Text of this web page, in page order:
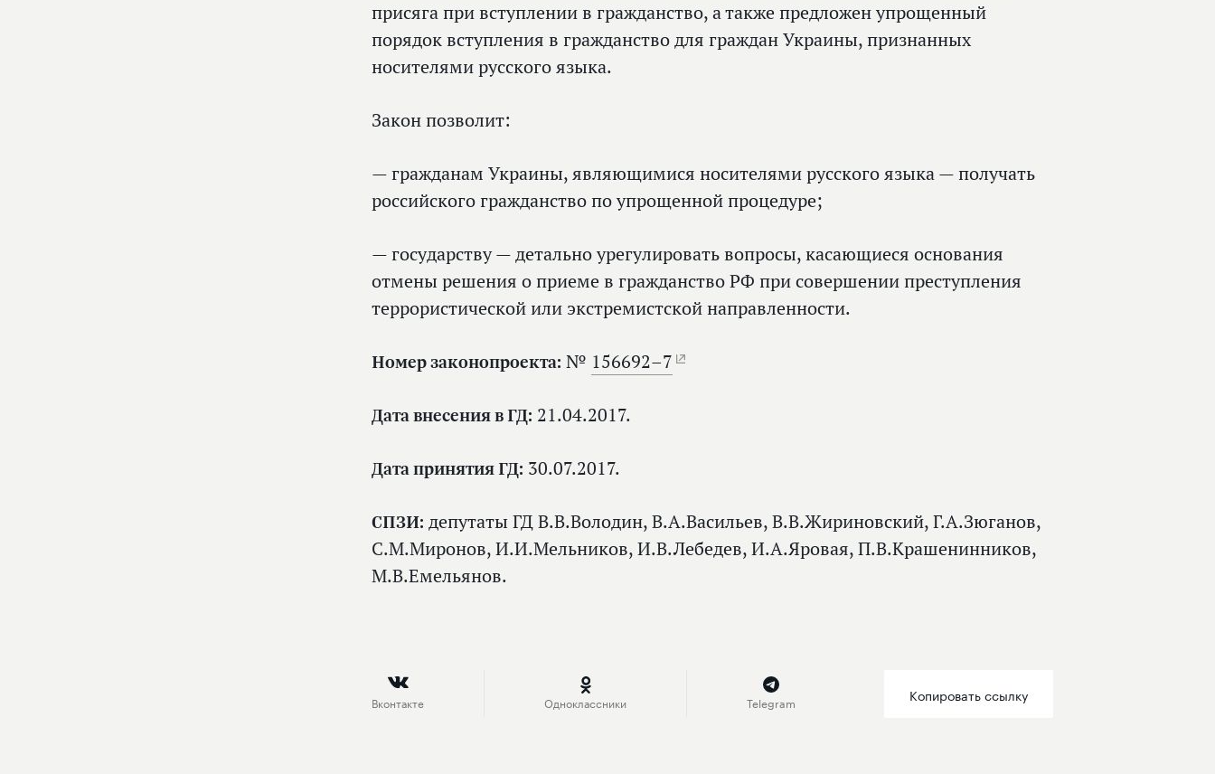
присяга при вступлении в гражданство, а также предложен упрощенный
порядок вступления в гражданство для граждан Украины, признанных
носителями русского языка.
Закон позволит:
— гражданам Украины, являющимися носителями русского языка — получать
российского гражданство по упрощенной процедуре;
— государству — детально урегулировать вопросы, касающиеся основания
отмены решения о приеме в гражданство РФ при совершении преступления
террористической или экстремистской направленности.
Номер законопроекта: № 156692–7
Дата внесения в ГД: 21.04.2017.
Дата принятия ГД: 30.07.2017.
СПЗИ: депутаты ГД В.В.Володин, В.А.Васильев, В.В.Жириновский, Г.А.Зюганов,
С.М.Миронов, И.И.Мельников, И.В.Лебедев, И.А.Яровая, П.В.Крашенинников,
М.В.Емельянов.
Вконтакте Одноклассники Telegram Копировать ссылку